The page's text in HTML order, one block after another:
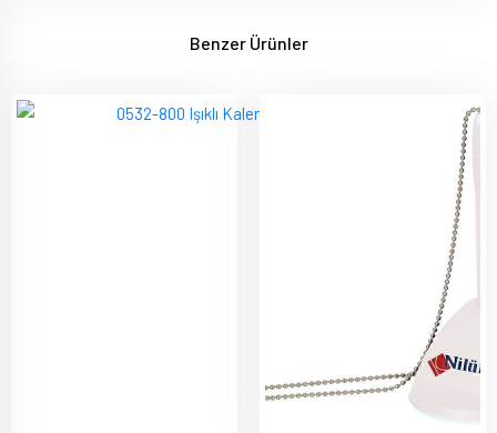
Benzer Ürünler